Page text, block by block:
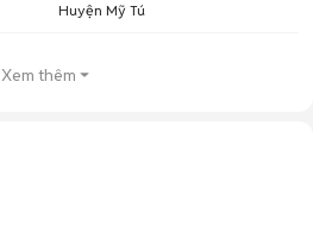
Huyện Mỹ Tú
Xem thêm